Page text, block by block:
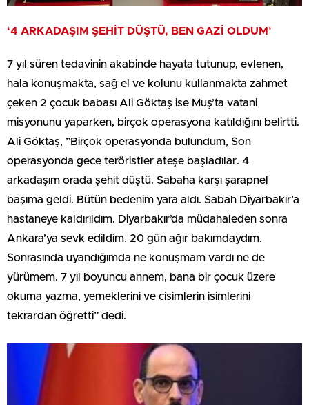
‘4 ARKADAŞIM ŞEHİT DÜŞTÜ, BEN GAZİ OLDUM’
7 yıl süren tedavinin akabinde hayata tutunup, evlenen,
hala konuşmakta, sağ el ve kolunu kullanmakta zahmet
çeken 2 çocuk babası Ali Göktaş ise Muş’ta vatani
misyonunu yaparken, birçok operasyona katıldığını belirtti.
Ali Göktaş, ”Birçok operasyonda bulundum, Son
operasyonda gece teröristler ateşe başladılar. 4
arkadaşım orada şehit düştü. Sabaha karşı şarapnel
başıma geldi. Bütün bedenim yara aldı. Sabah Diyarbakır’a
hastaneye kaldırıldım. Diyarbakır’da müdahaleden sonra
Ankara’ya sevk edildim. 20 gün ağır bakımdaydım.
Sonrasında uyandığımda ne konuşmam vardı ne de
yürümem. 7 yıl boyuncu annem, bana bir çocuk üzere
okuma yazma, yemeklerini ve cisimlerin isimlerini
tekrardan öğretti” dedi.